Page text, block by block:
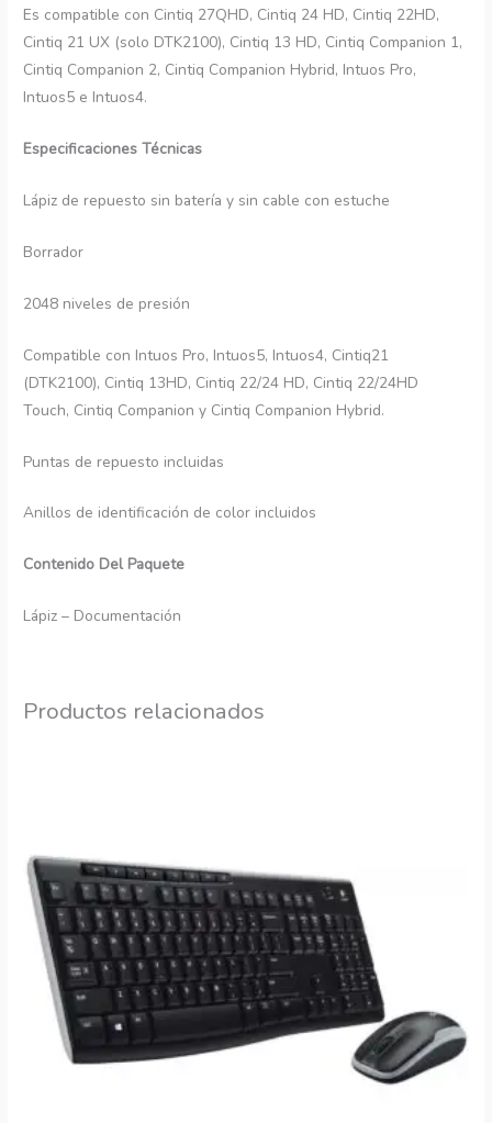
Es compatible con Cintiq 27QHD, Cintiq 24 HD, Cintiq 22HD,
Cintiq 21 UX (solo DTK2100), Cintiq 13 HD, Cintiq Companion 1,
Cintiq Companion 2, Cintiq Companion Hybrid, Intuos Pro,
Intuos5 e Intuos4.
Especificaciones Técnicas
Lápiz de repuesto sin batería y sin cable con estuche
Borrador
2048 niveles de presión
Compatible con Intuos Pro, Intuos5, Intuos4, Cintiq21
(DTK2100), Cintiq 13HD, Cintiq 22/24 HD, Cintiq 22/24HD
Touch, Cintiq Companion y Cintiq Companion Hybrid.
Puntas de repuesto incluidas
Anillos de identificación de color incluidos
Contenido Del Paquete
Lápiz – Documentación
Productos relacionados